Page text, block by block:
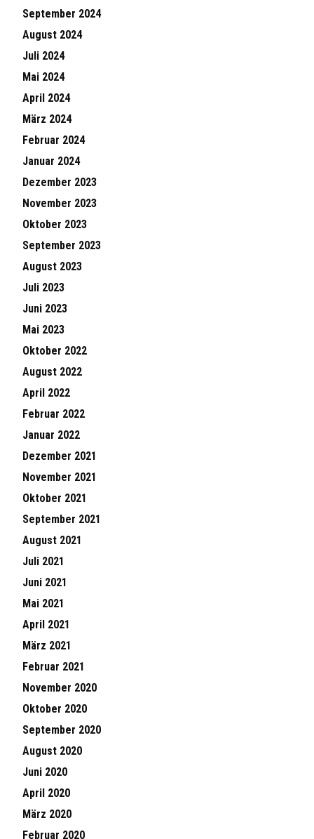
September 2024
August 2024
Juli 2024
Mai 2024
April 2024
März 2024
Februar 2024
Januar 2024
Dezember 2023
November 2023
Oktober 2023
September 2023
August 2023
Juli 2023
Juni 2023
Mai 2023
Oktober 2022
August 2022
April 2022
Februar 2022
Januar 2022
Dezember 2021
November 2021
Oktober 2021
September 2021
August 2021
Juli 2021
Juni 2021
Mai 2021
April 2021
März 2021
Februar 2021
November 2020
Oktober 2020
September 2020
August 2020
Juni 2020
April 2020
März 2020
Februar 2020